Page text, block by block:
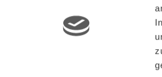
© CURSOR Software AG 2026